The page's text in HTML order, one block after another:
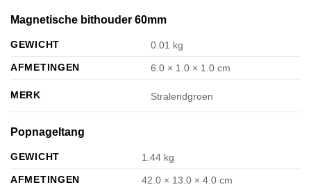
Magnetische bithouder 60mm
GEWICHT
0.01 kg
AFMETINGEN
6.0 × 1.0 × 1.0 cm
MERK Stralendgroen
Popnageltang
GEWICHT
1.44 kg
AFMETINGEN
42.0 × 13.0 × 4.0 cm